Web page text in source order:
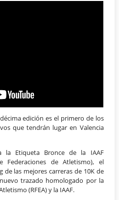
edición es el primero de los
que tendrán lugar en Valencia
la Etiqueta Bronce de la IAAF
Federaciones de Atletismo), el
las mejores carreras de 10K de
trazado homologado por la
(RFEA) y la IAAF.